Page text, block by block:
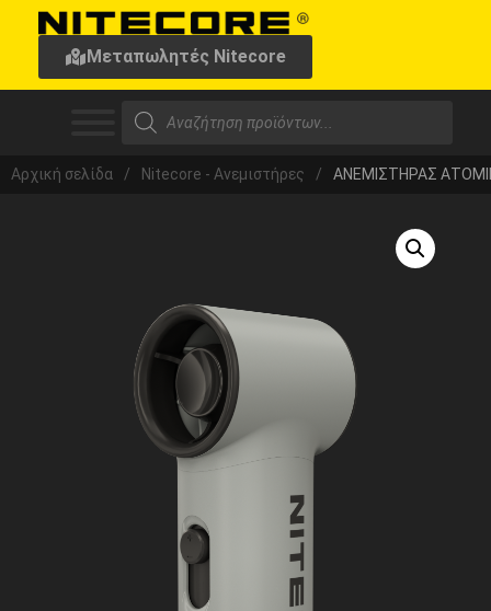
Μεταπωλητές Nitecore
Αρχική σελίδα / Nitecore - Ανεμιστήρες / ΑΝΕΜΙΣΤΗΡΑΣ